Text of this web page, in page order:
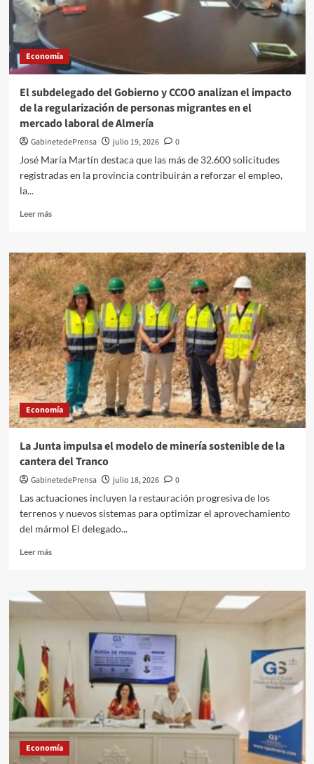
153.000
pasajeros
unincremento
del
2,5
ciento
respecto
al
pasadoaño
Economía
El subdelegado del Gobierno y CCOO analizan el impacto
de la regularización de personas migrantes en el
mercado laboral de Almería
GabinetedePrensa julio 19, 2026
0
José María Martín destaca que las más de 32.600 solicitudes
registradas en la provincia contribuirán a reforzar el empleo,
la...
Leer másLeer
El
subdelegado
del
Gobierno
y
CCOO
analizan
el
impacto
de
la
regularización
de
personas
en
el
mercado
de
Almería
Economía
La Junta impulsa el modelo de minería sostenible de la
cantera del Tranco
GabinetedePrensa julio 18, 2026
0
Las actuaciones incluyen la restauración progresiva de los
terrenos y nuevos sistemas para optimizar el aprovechamiento
del mármol El delegado...
Leer másLeer
La
de
sostenible
cantera
del
Tranco
Economía